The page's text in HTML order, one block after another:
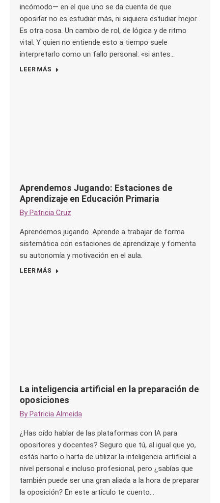
incómodo— en el que uno se da cuenta de que
opositar no es estudiar más, ni siquiera estudiar mejor.
Es otra cosa. Un cambio de rol, de lógica y de ritmo
vital. Y quien no entiende esto a tiempo suele
interpretarlo como un fallo personal: «si antes…
LEER MÁS
Aprendemos Jugando: Estaciones de
Aprendizaje en Educación Primaria
ByPatricia Cruz
Aprendemos jugando. Aprende a trabajar de forma
sistemática con estaciones de aprendizaje y fomenta
su autonomía y motivación en el aula.
LEER MÁS
La inteligencia artificial en la preparación de
oposiciones
ByPatricia Almeida
¿Has oído hablar de las plataformas con IA para
opositores y docentes? Seguro que tú, al igual que yo,
estás harto o harta de utilizar la inteligencia artificial a
nivel personal e incluso profesional, pero ¿sabías que
también puede ser una gran aliada a la hora de preparar
la oposición? En este artículo te cuento…